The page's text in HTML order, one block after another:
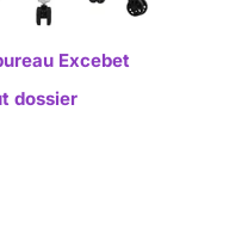
Excebet
dossier